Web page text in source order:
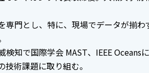
専門とし、特に、現場でデータが揃
知で国際学会 MAST、IEEE
術課題に取り組む。